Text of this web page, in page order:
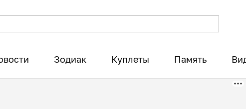
Зодиак Куплеты Память